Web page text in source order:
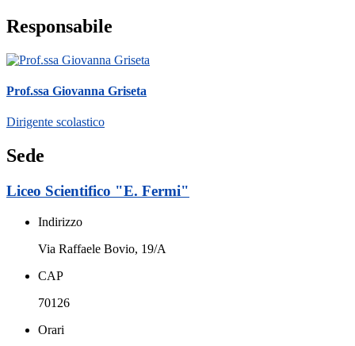
Responsabile
Prof.ssa Giovanna Griseta
Dirigente scolastico
Sede
Liceo Scientifico "E. Fermi"
Indirizzo
Via Raffaele Bovio, 19/A
CAP
70126
Orari